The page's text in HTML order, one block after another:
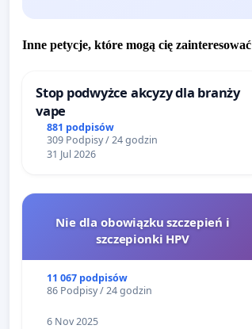
Inne petycje, które mogą cię zainteresować
Stop podwyżce akcyzy dla branży
vape
881 podpisów
309 Podpisy / 24 godzin
31 Jul 2026
Nie dla obowiązku szczepień i
szczepionki HPV
11 067 podpisów
86 Podpisy / 24 godzin
6 Nov 2025